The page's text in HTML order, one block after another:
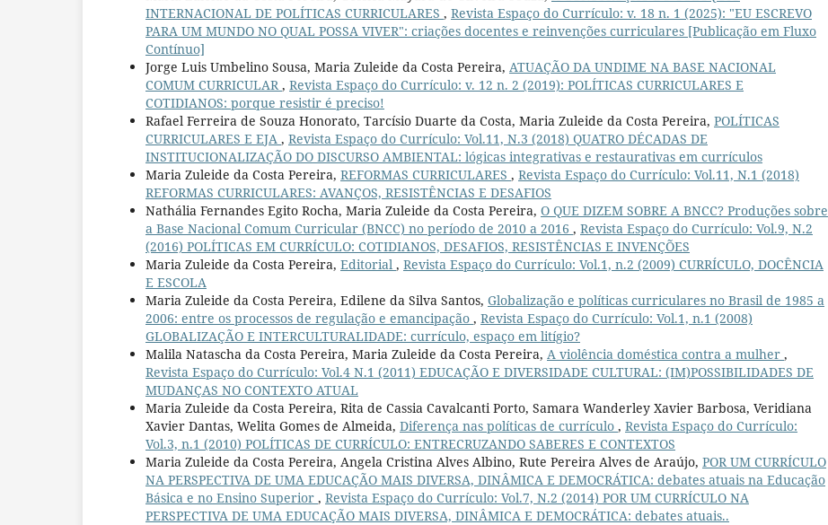
INTERNACIONAL DE POLÍTICAS CURRICULARES , Revista Espaço do Currículo: v. 18 n. 1 (2025): "EU ESCREVO
PARA UM MUNDO NO QUAL POSSA VIVER": criações docentes e reinvenções curriculares [Publicação em Fluxo
Contínuo]
Jorge Luis Umbelino Sousa, Maria Zuleide da Costa Pereira, ATUAÇÃO DA UNDIME NA BASE NACIONAL
COMUM CURRICULAR , Revista Espaço do Currículo: v. 12 n. 2 (2019): POLÍTICAS CURRICULARES E
COTIDIANOS: porque resistir é preciso!
Rafael Ferreira de Souza Honorato, Tarcísio Duarte da Costa, Maria Zuleide da Costa Pereira, POLÍTICAS
CURRICULARES E EJA , Revista Espaço do Currículo: Vol.11, N.3 (2018) QUATRO DÉCADAS DE
INSTITUCIONALIZAÇÃO DO DISCURSO AMBIENTAL: lógicas integrativas e restaurativas em currículos
Maria Zuleide da Costa Pereira, REFORMAS CURRICULARES , Revista Espaço do Currículo: Vol.11, N.1 (2018)
REFORMAS CURRICULARES: AVANÇOS, RESISTÊNCIAS E DESAFIOS
Nathália Fernandes Egito Rocha, Maria Zuleide da Costa Pereira, O QUE DIZEM SOBRE A BNCC? Produções sobre
a Base Nacional Comum Curricular (BNCC) no período de 2010 a 2016 , Revista Espaço do Currículo: Vol.9, N.2
(2016) POLÍTICAS EM CURRÍCULO: COTIDIANOS, DESAFIOS, RESISTÊNCIAS E INVENÇÕES
Maria Zuleide da Costa Pereira, Editorial , Revista Espaço do Currículo: Vol.1, n.2 (2009) CURRÍCULO, DOCÊNCIA
E ESCOLA
Maria Zuleide da Costa Pereira, Edilene da Silva Santos, Globalização e políticas curriculares no Brasil de 1985 a
2006: entre os processos de regulação e emancipação , Revista Espaço do Currículo: Vol.1, n.1 (2008)
GLOBALIZAÇÃO E INTERCULTURALIDADE: currículo, espaço em litígio?
Malila Natascha da Costa Pereira, Maria Zuleide da Costa Pereira, A violência doméstica contra a mulher ,
Revista Espaço do Currículo: Vol.4 N.1 (2011) EDUCAÇÃO E DIVERSIDADE CULTURAL: (IM)POSSIBILIDADES DE
MUDANÇAS NO CONTEXTO ATUAL
Maria Zuleide da Costa Pereira, Rita de Cassia Cavalcanti Porto, Samara Wanderley Xavier Barbosa, Veridiana
Xavier Dantas, Welita Gomes de Almeida, Diferença nas políticas de currículo , Revista Espaço do Currículo:
Vol.3, n.1 (2010) POLÍTICAS DE CURRÍCULO: ENTRECRUZANDO SABERES E CONTEXTOS
Maria Zuleide da Costa Pereira, Angela Cristina Alves Albino, Rute Pereira Alves de Araújo, POR UM CURRÍCULO
NA PERSPECTIVA DE UMA EDUCAÇÃO MAIS DIVERSA, DINÂMICA E DEMOCRÁTICA: debates atuais na Educação
Básica e no Ensino Superior , Revista Espaço do Currículo: Vol.7, N.2 (2014) POR UM CURRÍCULO NA
PERSPECTIVA DE UMA EDUCAÇÃO MAIS DIVERSA, DINÂMICA E DEMOCRÁTICA: debates atuais..